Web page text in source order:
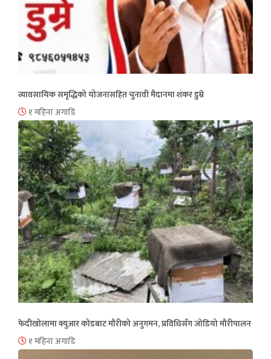
व्यावसायिक समृद्धिको योजनासहित चुनावी मैदानमा शंकर डुम्रे
१ महिना अगाडि
फेदीखोलामा क्युआर कोडबाट मौरीको अनुगमन, प्रविधिसँग जोडियो मौरीपालन
१ महिना अगाडि